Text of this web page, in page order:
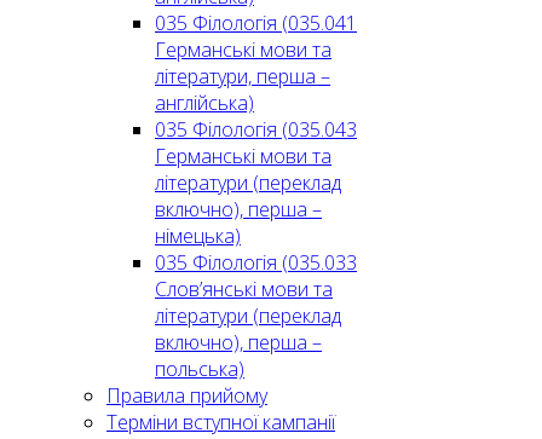
035 Філологія (035.041
Германські мови та
літератури, перша –
англійська)
035 Філологія (035.043
Германські мови та
літератури (переклад
включно), перша –
німецька)
035 Філологія (035.033
Слов’янські мови та
літератури (переклад
включно), перша –
польська)
Правила прийому
Терміни вступної кампанії